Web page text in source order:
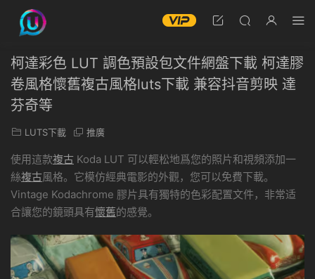
柯達彩色 LUT 調色預設包文件網盤下載 柯達膠
卷風格懷舊複古風格luts下載 兼容抖音剪映 達
芬奇等
LUTS下載 推廣
使用這款複古 Koda LUT 可以輕松地爲您的照片和視頻添加一
絲複古風格。 它模仿經典電影的外觀，您可以免費下載。
Vintage Kodachrome 膠片具有獨特的色彩配置文件，非常适
合讓您的鏡頭具有懷舊的感覺。